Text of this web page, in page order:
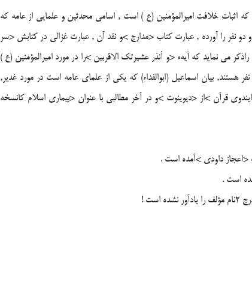
اثبات خلافت اميرالمؤمنين (ع ) است , اسامى محدثين و علمايى از عامه كه
دو نفر را آورده , عبارت كتاب <مدارج >و نقد آن , عبارت غزالى در كتابش <سر
مى نمايد كه آيهء <و أنذر عشيرتك الاقربين >را در مورد اميرالمؤمنين (ع )
هستند, بيان اسماعيل (ابوالفداء) كه يكى از علماى عامه است در مورد غدير,
قرآن >از <ديوينوت >و در آخر مطالبى با عنوان <بيمارى اسلام كانسخه
!